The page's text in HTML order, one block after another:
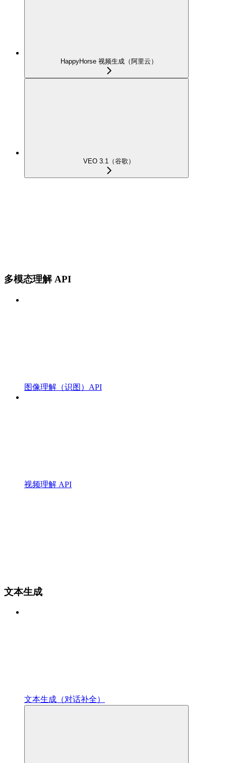
HappyHorse 视频生成（阿里云）
VEO 3.1（谷歌）
多模态理解 API
图像理解（识图）API
视频理解 API
文本生成
文本生成（对话补全）